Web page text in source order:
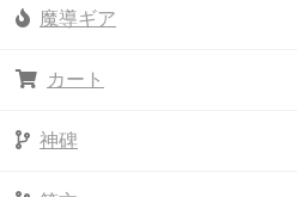
魔導ギア
カート
神碑